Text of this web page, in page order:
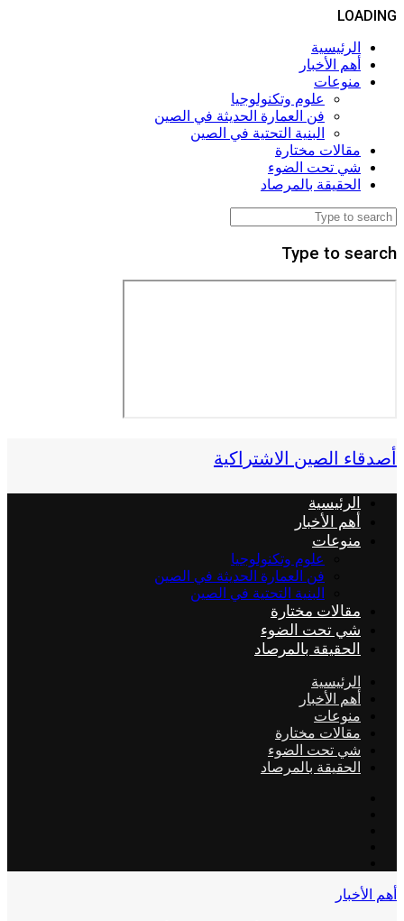
LOADING
الرئيسية
أهم الأخبار
منوعات
علوم وتكنولوجيا
فن العمارة الحديثة في الصين
البنية التحتية في الصين
مقالات مختارة
شي تحت الضوء
الحقيقة بالمرصاد
Type to search
أصدقاء الصين الاشتراكية
الرئيسية
أهم الأخبار
منوعات
علوم وتكنولوجيا
فن العمارة الحديثة في الصين
البنية التحتية في الصين
مقالات مختارة
شي تحت الضوء
الحقيقة بالمرصاد
الرئيسية
أهم الأخبار
منوعات
مقالات مختارة
شي تحت الضوء
الحقيقة بالمرصاد
أهم الأخبار